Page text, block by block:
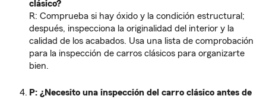
clásico?
R: Comprueba si hay óxido y la condición estructural;
después, inspecciona la originalidad del interior y la
calidad de los acabados. Usa una lista de comprobación
para la inspección de carros clásicos para organizarte
bien.
P: ¿Necesito una inspección del carro clásico antes de